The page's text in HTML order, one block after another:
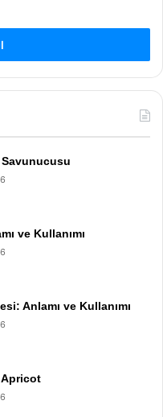
ve Kullanımı
Anlamı ve Kullanımı
Apricot